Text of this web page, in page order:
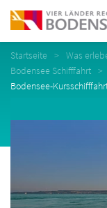
Startseite Was
Bodensee Schifffahrt
Bodensee-